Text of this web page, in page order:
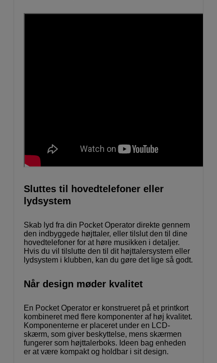
Sluttes til hovedtelefoner eller
lydsystem
Skab lyd fra din Pocket Operator direkte gennem
den indbyggede højttaler, eller tilslut den til dine
hovedtelefoner for at høre musikken i detaljer.
Hvis du vil tilslutte den til dit højttalersystem eller
lydsystem i klubben, kan du gøre det lige så godt.
Når design møder kvalitet
En Pocket Operator er konstrueret på et printkort
kombineret med flere komponenter af høj kvalitet.
Komponenterne er placeret under en LCD-
skærm, som giver beskyttelse, mens skærmen
fungerer som højttalerboks. Ideen bag enheden
er at være kompakt og holdbar i sit design.